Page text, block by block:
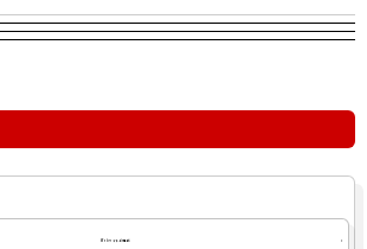
Webサイトの更新